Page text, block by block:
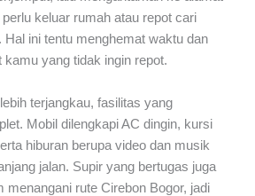
keluar rumah atau repot cari
Hal ini tentu menghemat waktu dan
kamu yang tidak ingin repot.
terjangkau, fasilitas yang
Mobil dilengkapi AC dingin, kursi
hiburan berupa video dan musik
jalan. Supir yang bertugas juga
menangani rute Cirebon Bogor, jadi